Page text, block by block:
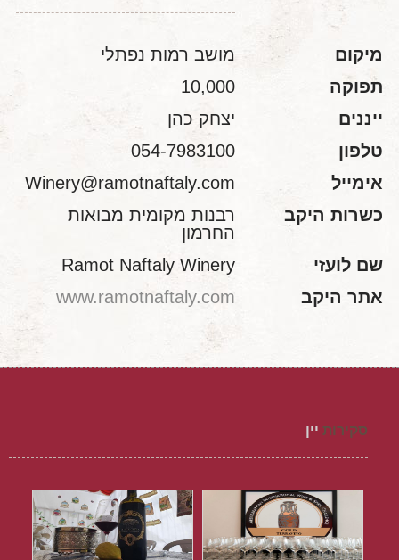
מיקום
מושב רמות נפתלי
תפוקה
10,000
ייננים
יצחק כהן
טלפון
054-7983100
אימייל
Winery@ramotnaftaly.com
כשרות היקב
רבנות מקומית מבואות
החרמון
שם לועזי
Ramot Naftaly Winery
אתר היקב
www.ramotnaftaly.com
סקירות יין